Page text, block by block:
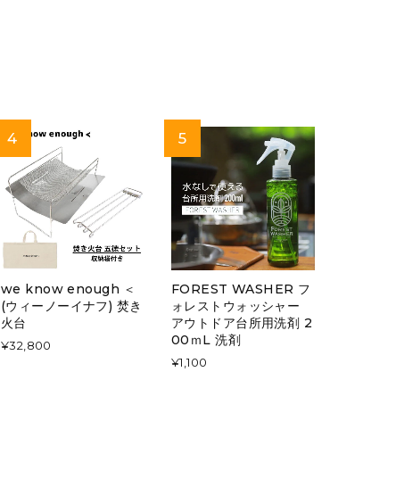
we know enough ＜
(ウィーノーイナフ) 焚き
火台
¥32,800
FOREST WASHER フ
ォレストウォッシャー
アウトドア台所用洗剤 2
00ｍL 洗剤
¥1,100